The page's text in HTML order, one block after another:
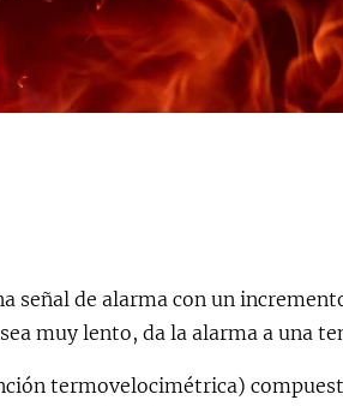
señal de alarma con un
muy lento, da la alarma a una
termovelocimétrica)